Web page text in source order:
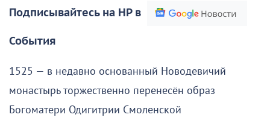
Подписывайтесь на НР в
События
1525 — в недавно основанный Новодевичий
монастырь торжественно перенесён образ
Богоматери Одигитрии Смоленской